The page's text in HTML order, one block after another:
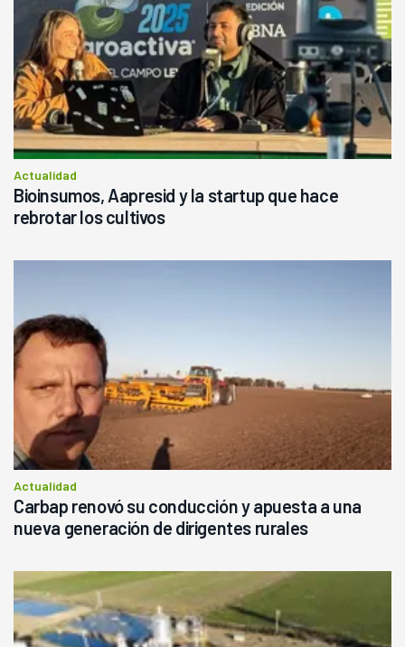
Actualidad
Bioinsumos, Aapresid y la startup que hace
rebrotar los cultivos
Actualidad
Carbap renovó su conducción y apuesta a una
nueva generación de dirigentes rurales